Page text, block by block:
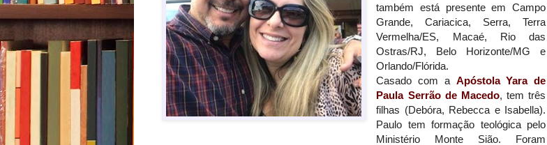
também está presente em Campo
Grande, Cariacica, Serra, Terra
Vermelha/ES, Macaé, Rio das
Ostras/RJ, Belo Horizonte/MG e
Orlando/Flórida.
Casado com a Apóstola Yara de
Paula Serrão de Macedo, tem três
filhas (Debóra, Rebecca e Isabella).
Paulo tem formação teológica pelo
Ministério Monte Sião. Foram